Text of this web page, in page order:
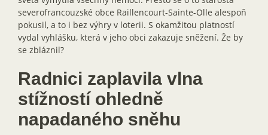
severofrancouzské obce Raillencourt-Sainte-Olle alespoň
pokusil, a to i bez výhry v loterii. S okamžitou platností
vydal vyhlášku, která v jeho obci zakazuje sněžení. Že by
se zbláznil?
Radnici zaplavila vlna
stížností ohledně
napadaného sněhu